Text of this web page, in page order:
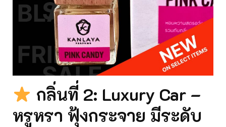
กลิ่นที่ 2: Luxury Car –
หรูหรา ฟุ้งกระจาย มีระดับ